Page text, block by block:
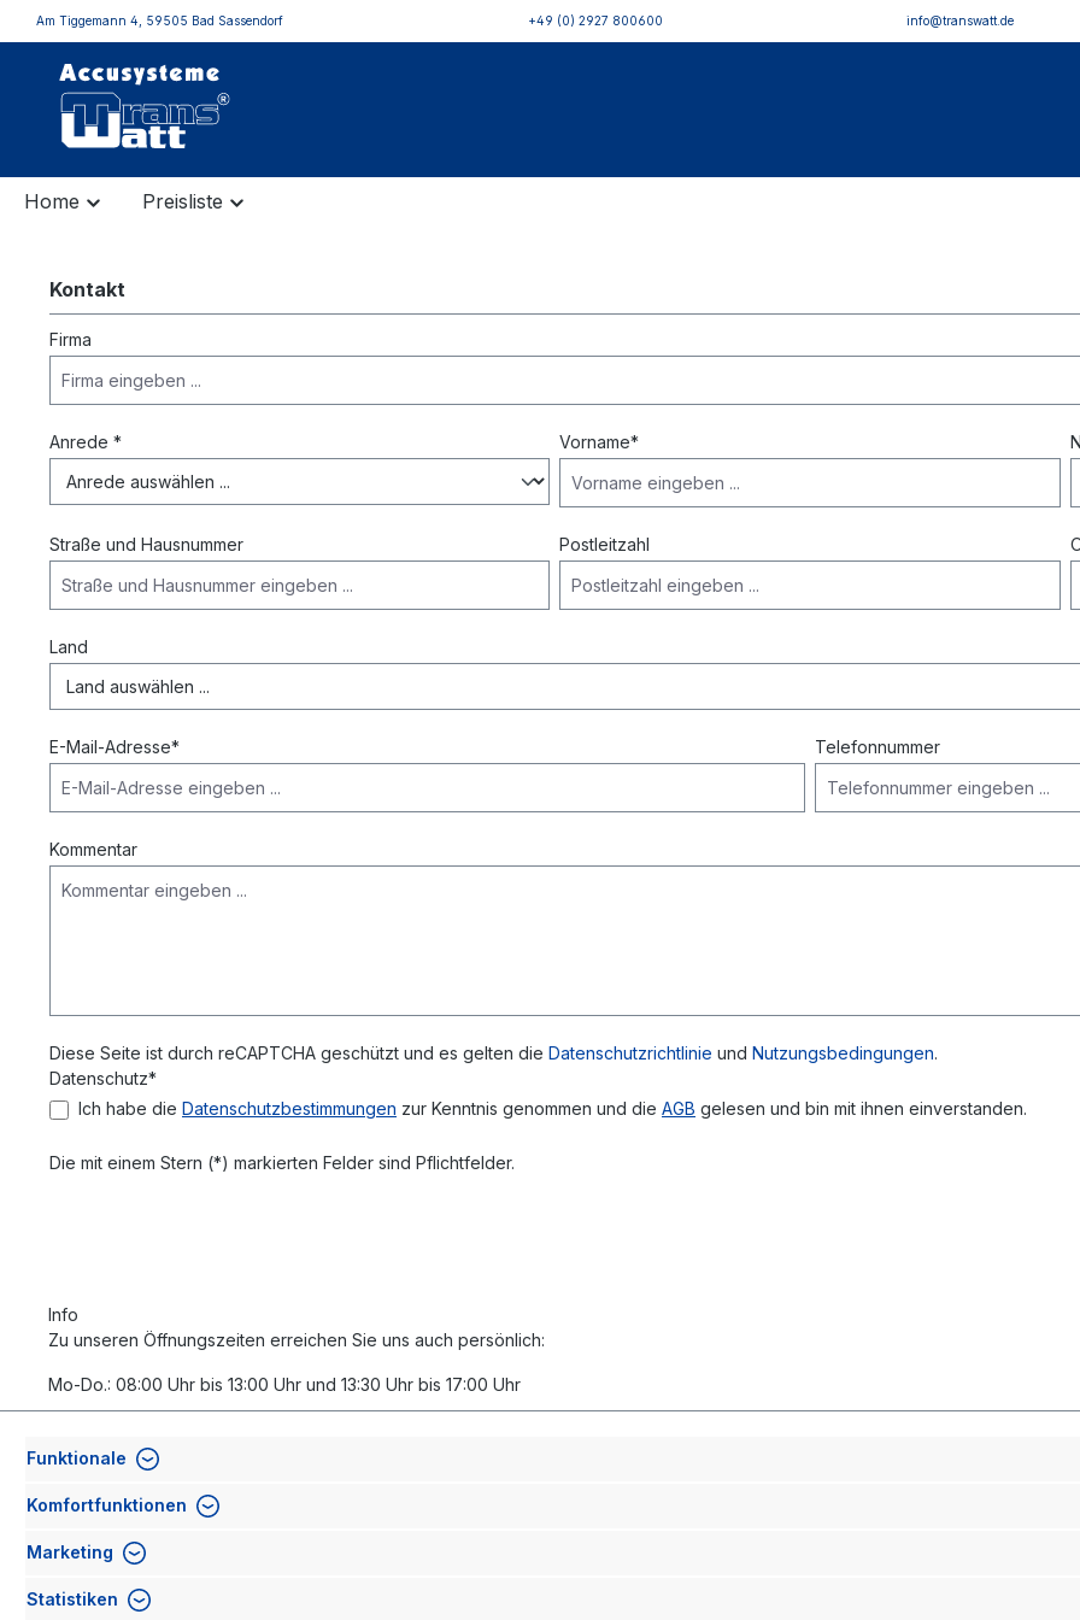
springen
Am Tiggemann 4, 59505 Bad Sassendorf +49 (0) 2927 800600 info@transwatt.de
Home Preisliste
Kontakt
Firma
Anrede * Vorname*
Straße und Hausnummer Postleitzahl
Land
E-Mail-Adresse* Telefonnummer
Kommentar
Diese Seite ist durch reCAPTCHA geschützt und es gelten die Datenschutzrichtlinie und Nutzungsbedingungen.
Datenschutz*
Ich habe die Datenschutzbestimmungen zur Kenntnis genommen und die AGB gelesen und bin mit ihnen einverstanden.
Die mit einem Stern (*) markierten Felder sind Pflichtfelder.
Info
Zu unseren Öffnungszeiten erreichen Sie uns auch persönlich:
Mo-Do.: 08:00 Uhr bis 13:00 Uhr und 13:30 Uhr bis 17:00 Uhr
Funktionale
Komfortfunktionen
Marketing
Statistiken